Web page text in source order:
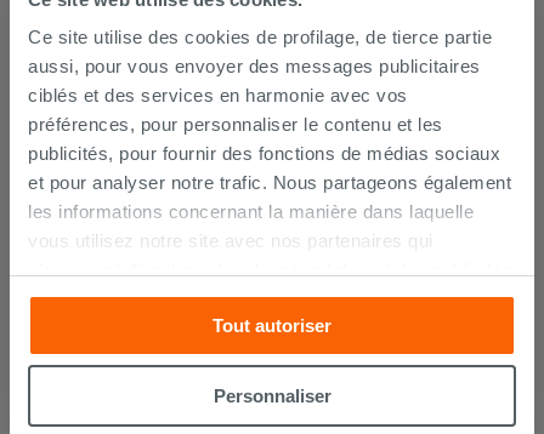
Ce site utilise des cookies de profilage, de tierce partie
aussi, pour vous envoyer des messages publicitaires
ciblés et des services en harmonie avec vos
préférences, pour personnaliser le contenu et les
publicités, pour fournir des fonctions de médias sociaux
et pour analyser notre trafic. Nous partageons également
les informations concernant la manière dans laquelle
vous utilisez notre site avec nos partenaires qui
et les réseaux sociaux. Lesdits partenaires pourraient
combiner ces informations avec d’autres que vous leur
avez fournies ou qu’ils ont recueillies à partir de votre
utilisation sur leurs services. Si vous souhaitez en savoir
Tout autoriser
Personnaliser
Lot de 2 coudes sous lavabo 45° laiton
chromé
14,90 € /PC
AJOUTER AU PANIER